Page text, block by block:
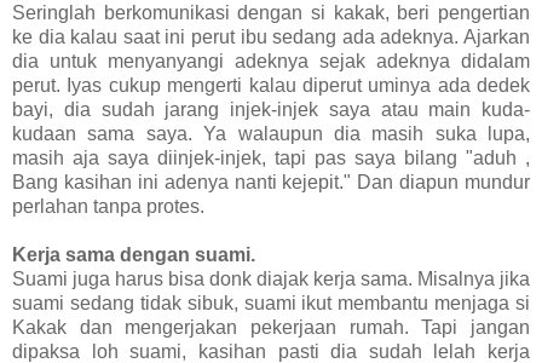
Seringlah berkomunikasi dengan si kakak, beri pengertian
ke dia kalau saat ini perut ibu sedang ada adeknya. Ajarkan
dia untuk menyanyangi adeknya sejak adeknya didalam
perut. Iyas cukup mengerti kalau diperut uminya ada dedek
bayi, dia sudah jarang injek-injek saya atau main kuda-
kudaan sama saya. Ya walaupun dia masih suka lupa,
masih aja saya diinjek-injek, tapi pas saya bilang "aduh ,
Bang kasihan ini adenya nanti kejepit." Dan diapun mundur
perlahan tanpa protes.
Kerja sama dengan suami.
Suami juga harus bisa donk diajak kerja sama. Misalnya jika
suami sedang tidak sibuk, suami ikut membantu menjaga si
Kakak dan mengerjakan pekerjaan rumah. Tapi jangan
dipaksa loh suami, kasihan pasti dia sudah lelah kerja